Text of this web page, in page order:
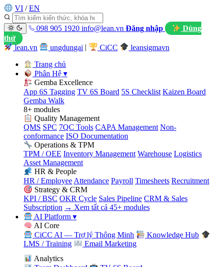
VI / EN
098 905 1920 info@lean.vn Đăng nhập
Dùng
thử
lean.vn
ungdungai CiCC leansigmavn
Trang chủ
Phân Hệ▾
Gemba Excellence
App 6S Tagging TV 6S Board 5S Checklist Kaizen Board
Gemba Walk
8+ modules
Quality Management
QMS SPC 7QC Tools CAPA Management Non-
conformance ISO Documentation
Operations & TPM
TPM / OEE Inventory Management Warehouse Logistics
Asset Management
HR & People
HR / Employee Attendance Payroll Timesheets Recruitment
Strategy & CRM
KPI / BSC OKR Cycle Sales Pipeline CRM & Sales
Subscription → Xem tất cả 45+ modules
AI Platform▾
AI Core
CiCC AI — Trợ lý Thông Minh
Knowledge Hub
LMS / Training
Email Marketing
Analytics